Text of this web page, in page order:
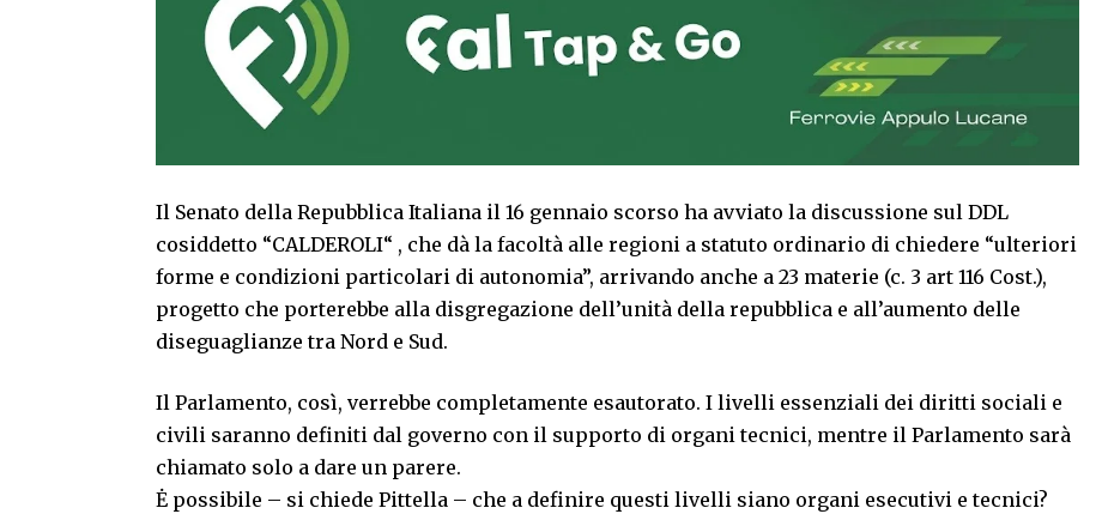
Il Senato della Repubblica Italiana il 16 gennaio scorso ha avviato la discussione sul DDL
cosiddetto “CALDEROLI“ , che dà la facoltà alle regioni a statuto ordinario di chiedere “ulteriori
forme e condizioni particolari di autonomia”, arrivando anche a 23 materie (c. 3 art 116 Cost.),
progetto che porterebbe alla disgregazione dell’unità della repubblica e all’aumento delle
diseguaglianze tra Nord e Sud.
Il Parlamento, così, verrebbe completamente esautorato. I livelli essenziali dei diritti sociali e
civili saranno definiti dal governo con il supporto di organi tecnici, mentre il Parlamento sarà
chiamato solo a dare un parere.
Ė possibile – si chiede Pittella – che a definire questi livelli siano organi esecutivi e tecnici?